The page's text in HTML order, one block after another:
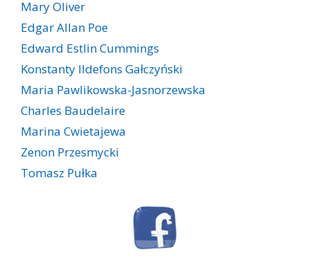
Mary Oliver
Edgar Allan Poe
Edward Estlin Cummings
Konstanty Ildefons Gałczyński
Maria Pawlikowska-Jasnorzewska
Charles Baudelaire
Marina Cwietajewa
Zenon Przesmycki
Tomasz Pułka